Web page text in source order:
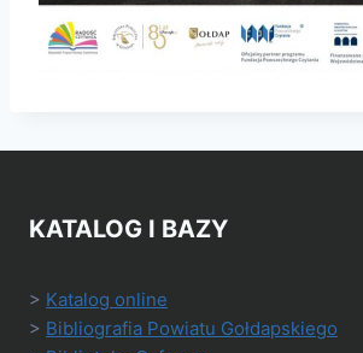
KATALOG I BAZY
> Katalog online
> Bibliografia Powiatu Gołdapskiego